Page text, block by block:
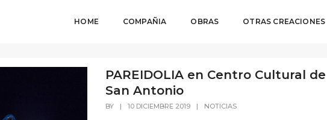
HOME COMPAÑIA OBRAS OTRAS CREACIONES
PAREIDOLIA en Centro Cultural de
San Antonio
BY | 10 DICIEMBRE 2019 | NOTICIAS